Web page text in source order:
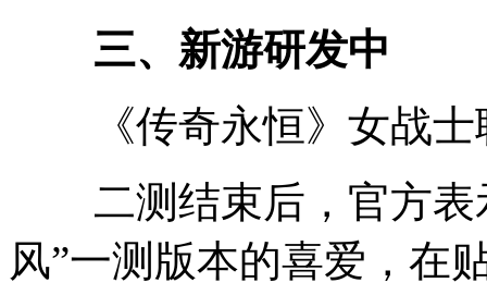
三、新游研发中
《传奇永恒》女战士
二测结束后，官方表
风”一测版本的喜爱，在